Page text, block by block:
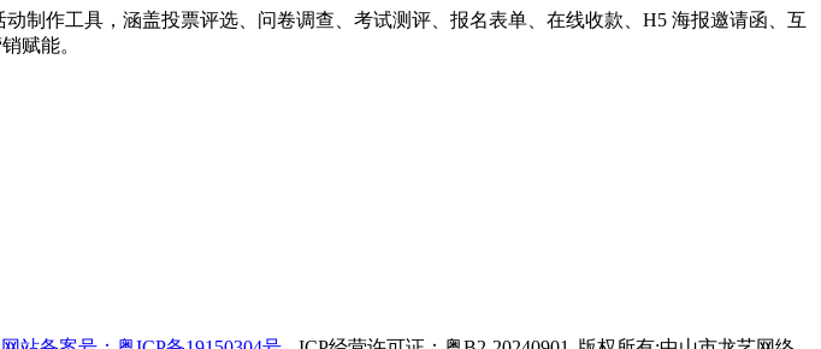
制作工具，涵盖投票评选、问卷调查、考试测评、报名表单、在线收款、H5 海报邀请函、互
赋能。